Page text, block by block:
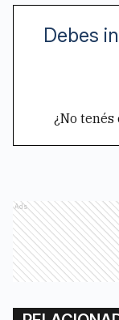
Debes
¿No tenés
Ads